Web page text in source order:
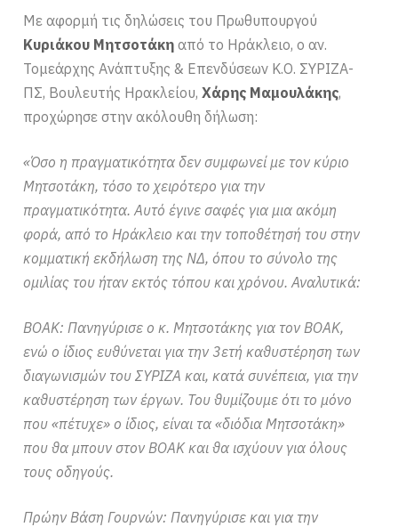
Με αφορμή τις δηλώσεις του Πρωθυπουργού
Κυριάκου Μητσοτάκη από το Ηράκλειο, ο αν.
Τομεάρχης Ανάπτυξης & Επενδύσεων Κ.Ο. ΣΥΡΙΖΑ-
ΠΣ, Βουλευτής Ηρακλείου,Χάρης Μαμουλάκης,
προχώρησε στην ακόλουθη δήλωση:
«Όσο η πραγματικότητα δεν συμφωνεί με τον κύριο
Μητσοτάκη, τόσο το χειρότερο για την
πραγματικότητα. Αυτό έγινε σαφές για μια ακόμη
φορά, από το Ηράκλειο και την τοποθέτησή του στην
κομματική εκδήλωση της ΝΔ, όπου το σύνολο της
ομιλίας του ήταν εκτός τόπου και χρόνου. Αναλυτικά:
ΒΟΑΚ: Πανηγύρισε ο κ. Μητσοτάκης για τον ΒΟΑΚ,
ενώ ο ίδιος ευθύνεται για την 3ετή καθυστέρηση των
διαγωνισμών του ΣΥΡΙΖΑ και, κατά συνέπεια, για την
καθυστέρηση των έργων. Του θυμίζουμε ότι το μόνο
που «πέτυχε» ο ίδιος, είναι τα «διόδια Μητσοτάκη»
που θα μπουν στον ΒΟΑΚ και θα ισχύουν για όλους
τους οδηγούς.
Πρώην Βάση Γουρνών: Πανηγύρισε και για την